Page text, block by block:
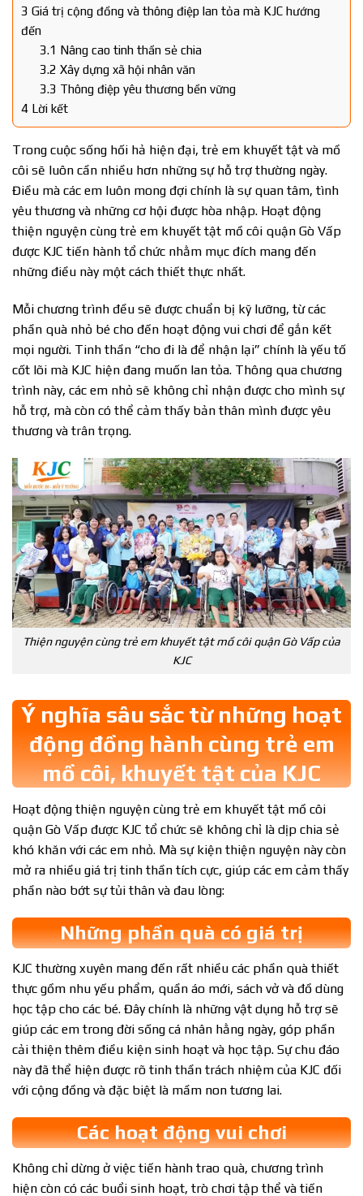
3 Giá trị cộng đồng và thông điệp lan tỏa mà KJC hướng
đến
3.1 Nâng cao tinh thần sẻ chia
3.2 Xây dựng xã hội nhân văn
3.3 Thông điệp yêu thương bền vững
4 Lời kết
Trong cuộc sống hối hả hiện đại, trẻ em khuyết tật và mồ
côi sẽ luôn cần nhiều hơn những sự hỗ trợ thường ngày.
Điều mà các em luôn mong đợi chính là sự quan tâm, tình
yêu thương và những cơ hội được hòa nhập. Hoạt động
thiện nguyện cùng trẻ em khuyết tật mồ côi quận Gò Vấp
được KJC tiến hành tổ chức nhằm mục đích mang đến
những điều này một cách thiết thực nhất.
Mỗi chương trình đều sẽ được chuẩn bị kỹ lưỡng, từ các
phần quà nhỏ bé cho đến hoạt động vui chơi để gắn kết
mọi người. Tinh thần “cho đi là để nhận lại” chính là yếu tố
cốt lõi mà KJC hiện đang muốn lan tỏa. Thông qua chương
trình này, các em nhỏ sẽ không chỉ nhận được cho mình sự
hỗ trợ, mà còn có thể cảm thấy bản thân mình được yêu
thương và trân trọng.
Thiện nguyện cùng trẻ em khuyết tật mồ côi quận Gò Vấp của
KJC
Ý nghĩa sâu sắc từ những hoạt
động đồng hành cùng trẻ em
mồ côi, khuyết tật của KJC
Hoạt động thiện nguyện cùng trẻ em khuyết tật mồ côi
quận Gò Vấp được KJC tổ chức sẽ không chỉ là dịp chia sẻ
khó khăn với các em nhỏ. Mà sự kiện thiện nguyện này còn
mở ra nhiều giá trị tinh thần tích cực, giúp các em cảm thấy
phần nào bớt sự tủi thân và đau lòng:
Những phần quà có giá trị
KJC thường xuyên mang đến rất nhiều các phần quà thiết
thực gồm nhu yếu phẩm, quần áo mới, sách vở và đồ dùng
học tập cho các bé. Đây chính là những vật dụng hỗ trợ sẽ
giúp các em trong đời sống cá nhân hằng ngày, góp phần
cải thiện thêm điều kiện sinh hoạt và học tập. Sự chu đáo
này đã thể hiện được rõ tinh thần trách nhiệm của KJC đối
với cộng đồng và đặc biệt là mầm non tương lai.
Các hoạt động vui chơi
Không chỉ dừng ở việc tiến hành trao quà, chương trình
hiện còn có các buổi sinh hoạt, trò chơi tập thể và tiến